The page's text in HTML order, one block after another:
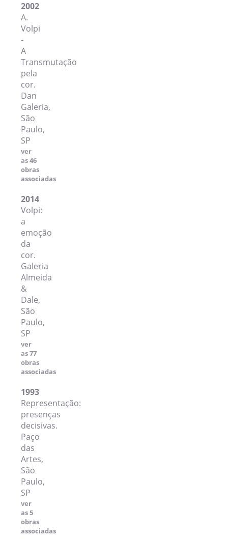
2002
A.
Volpi
-
A
Transmutação
pela
cor.
Dan
Galeria,
São
Paulo,
SP
ver
as 46
obras
associadas
2014
Volpi:
a
emoção
da
cor.
Galeria
Almeida
&
Dale,
São
Paulo,
SP
ver
as 77
obras
associadas
1993
Representação:
presenças
decisivas.
Paço
das
Artes,
São
Paulo,
SP
ver
as 5
obras
associadas